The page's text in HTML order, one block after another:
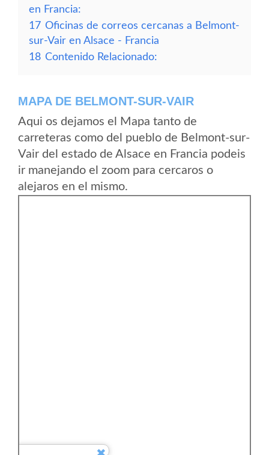
en Francia:
17 Oficinas de correos cercanas a Belmont-
sur-Vair en Alsace - Francia
18 Contenido Relacionado:
MAPA DE BELMONT-SUR-VAIR
Aqui os dejamos el Mapa tanto de
carreteras como del pueblo de Belmont-sur-
Vair del estado de Alsace en Francia podeis
ir manejando el zoom para cercaros o
alejaros en el mismo.